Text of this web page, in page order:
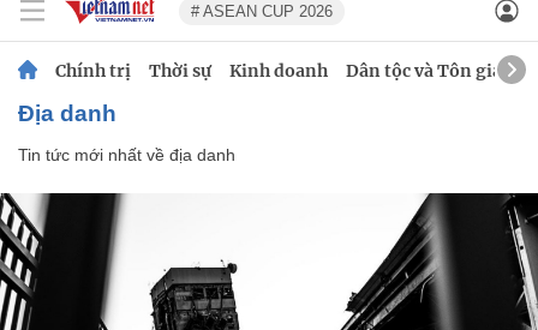
# ASEAN CUP 2026
Chính trị Thời sự Kinh doanh Dân tộc và Tôn giáo
địa danh
Tin tức mới nhất về địa danh